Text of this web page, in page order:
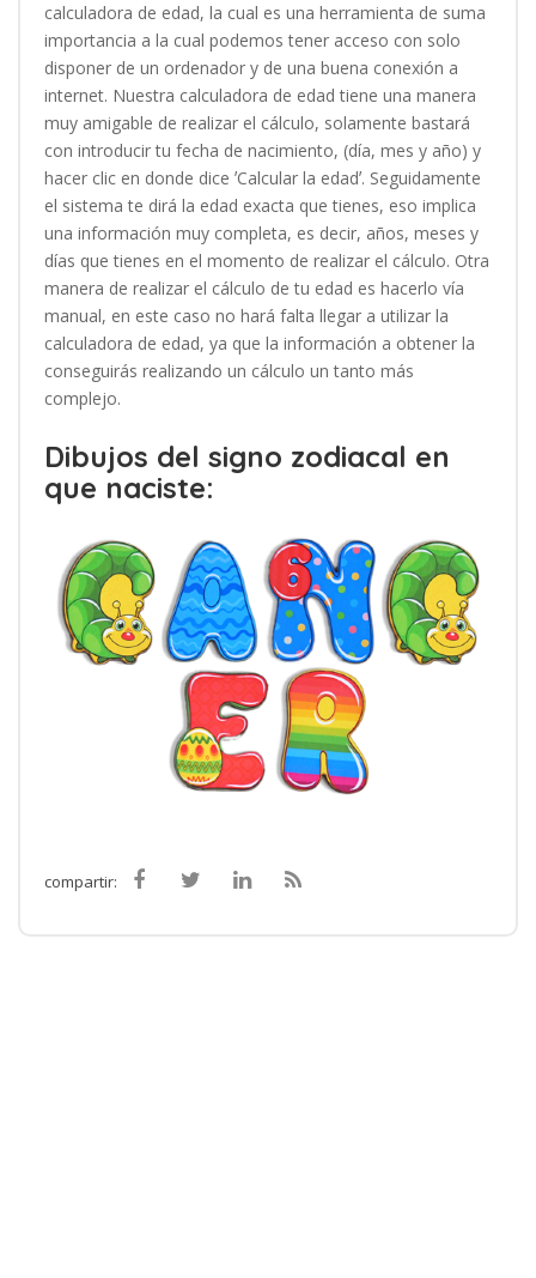
calculadora de edad, la cual es una herramienta de suma
importancia a la cual podemos tener acceso con solo
disponer de un ordenador y de una buena conexión a
internet. Nuestra calculadora de edad tiene una manera
muy amigable de realizar el cálculo, solamente bastará
con introducir tu fecha de nacimiento, (día, mes y año) y
hacer clic en donde dice ʼCalcular la edadʼ. Seguidamente
el sistema te dirá la edad exacta que tienes, eso implica
una información muy completa, es decir, años, meses y
días que tienes en el momento de realizar el cálculo. Otra
manera de realizar el cálculo de tu edad es hacerlo vía
manual, en este caso no hará falta llegar a utilizar la
calculadora de edad, ya que la información a obtener la
conseguirás realizando un cálculo un tanto más
complejo.
Dibujos del signo zodiacal en
que naciste:
compartir: